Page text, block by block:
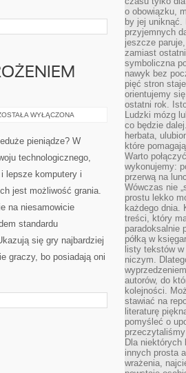
WYŁĄCZONA
pieniądze? W
technologicznego,
lepsze komputery i
jest możliwość grania.
na niesamowicie
standardu
się gry najbardziej
graczy, bo posiadają oni
o obowiązku,
by jej uniknąć.
przyjemnych
jeszcze
zamiast
symboliczna
nawyk bez
pięć stron
orientujemy
ostatni rok.
Ludzki mózg
co będzie
herbata,
które
Warto
wykonujemy:
przerwą na
Wówczas nie
prostu lekko
każdego dnia.
treści, który
paradoksalnie
półką w
listy tekstów
niczym.
autorów, do
kolejności.
stawiać na
literaturę
pomyśleć o
Dla
innych prosta
wrażenia,